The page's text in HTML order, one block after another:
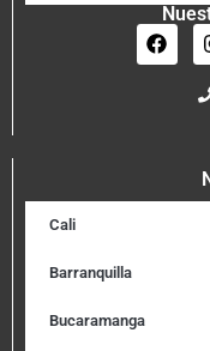
Cali
Barranquilla
Bucaramanga